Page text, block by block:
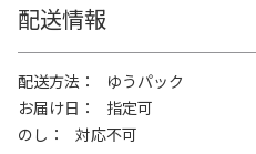
配送情報
配送方法
ゆうパック
お届け日
指定可
のし
対応不可